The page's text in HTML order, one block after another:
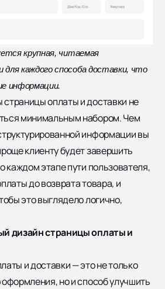
крупная, читаемая
для каждого способа доставки, что
информации.
оплаты и доставки не
минимальным набором. Чем
информации вы
клиенту будет завершить
каждом этапе пути пользователя,
до возврата товара, и
это выглядело логично,
дизайн страницы оплаты и
и доставки — это не только
но и способ улучшить